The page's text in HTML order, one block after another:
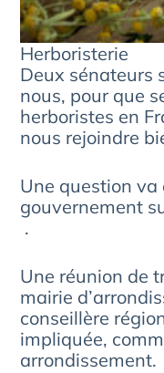
Herboristerie
Deux sénateurs
nous, pour que
herboristes en
nous rejoindre
Une question va
gouvernement
.
Une réunion de
mairie
conseillère
impliquée,
arrondissement.